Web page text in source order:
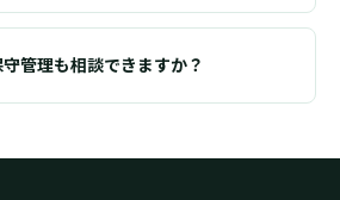
管理も相談できますか？